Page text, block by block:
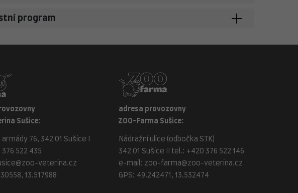
program
Sušice:
76, 342 01 Sušice I
376 522 435
veterina.cz
13.517988
adresa provozovny
ZOO-Farma Sušice:
Nádražní ulice (odbočka STK)
342 01 Sušice II tel.: +420 376 522 146
e-mail: zoo-farma@zoo-veterina.cz
GPS: 49.242471, 13.532474